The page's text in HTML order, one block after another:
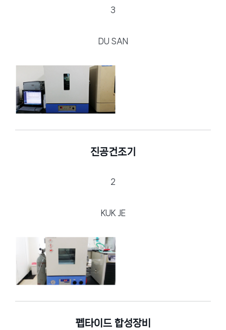
3
DU SAN
진공건조기
2
KUK JE
펩타이드 합성장비